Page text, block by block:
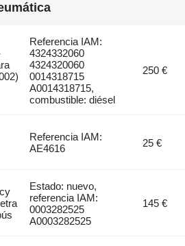
Referencia IAM:
4324332060
4324320060
0014318715
A0014318715,
combustible: diésel
250 €
Referencia IAM:
AE4616
25 €
Estado: nuevo,
referencia IAM:
0003282525
A0003282525
145 €